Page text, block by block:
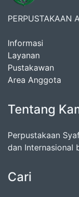
PERPUSTAKAAN
Informasi
Layanan
Pustakawan
Area Anggota
Tentang
Perpustakaan
dan Internasional
Cari